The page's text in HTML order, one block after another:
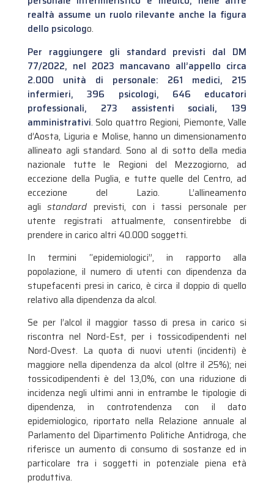
realtà assume un ruolo rilevante anche la figura
dello psicologo.
Per raggiungere gli standard previsti dal DM
77/2022, nel 2023 mancavano all’appello circa
2.000 unità di personale: 261 medici, 215
infermieri, 396 psicologi, 646 educatori
professionali, 273 assistenti sociali, 139
amministrativi. Solo quattro Regioni, Piemonte, Valle
d’Aosta, Liguria e Molise, hanno un dimensionamento
allineato agli standard. Sono al di sotto della media
nazionale tutte le Regioni del Mezzogiorno, ad
eccezione della Puglia, e tutte quelle del Centro, ad
eccezione del Lazio. L’allineamento
aglistandard previsti, con i tassi personale per
utente registrati attualmente, consentirebbe di
prendere in carico altri 40.000 soggetti.
In termini “epidemiologici”, in rapporto alla
popolazione, il numero di utenti con dipendenza da
stupefacenti presi in carico, è circa il doppio di quello
relativo alla dipendenza da alcol.
Se per l’alcol il maggior tasso di presa in carico si
riscontra nel Nord-Est, per i tossicodipendenti nel
Nord-Ovest. La quota di nuovi utenti (incidenti) è
maggiore nella dipendenza da alcol (oltre il 25%); nei
tossicodipendenti è del 13,0%, con una riduzione di
incidenza negli ultimi anni in entrambe le tipologie di
dipendenza, in controtendenza con il dato
epidemiologico, riportato nella Relazione annuale al
Parlamento del Dipartimento Politiche Antidroga, che
riferisce un aumento di consumo di sostanze ed in
particolare tra i soggetti in potenziale piena età
produttiva.